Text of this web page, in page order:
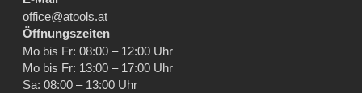
office@atools.at
Öffnungszeiten
Mo bis Fr: 08:00 – 12:00 Uhr
Mo bis Fr: 13:00 – 17:00 Uhr
Sa: 08:00 – 13:00 Uhr